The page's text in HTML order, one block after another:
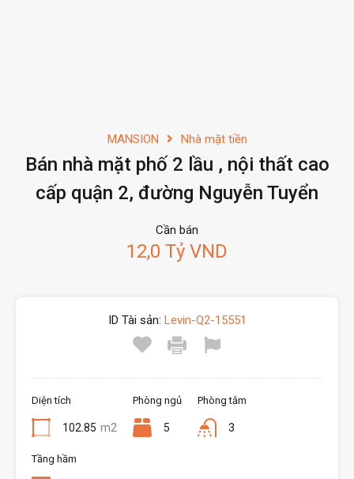
MANSION Nhà mặt tiền
Bán nhà mặt phố 2 lầu , nội thất cao
cấp quận 2, đường Nguyễn Tuyển
Cần bán
12,0 Tỷ VND
ID Tài sản: Levin-Q2-15551
Diện tích
102.85 m2
Phòng ngủ
5
Phòng tắm
3
Tầng hầm